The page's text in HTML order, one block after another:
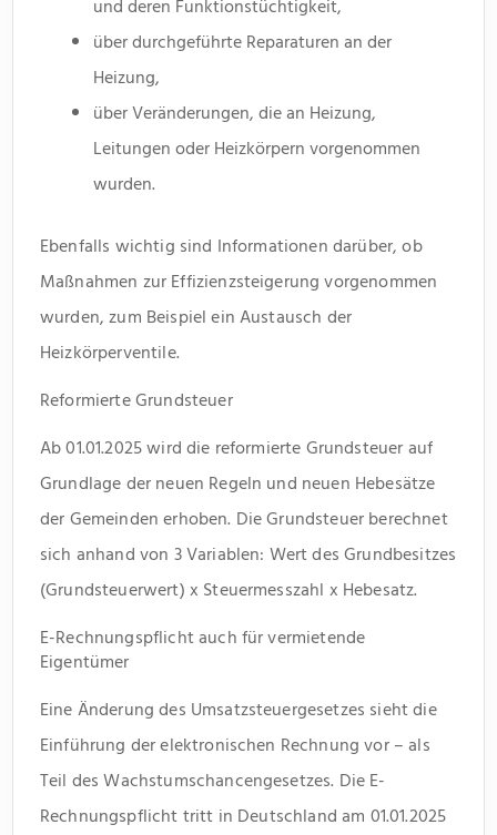
und deren Funktionstüchtigkeit,
über durchgeführte Reparaturen an der
Heizung,
über Veränderungen, die an Heizung,
Leitungen oder Heizkörpern vorgenommen
wurden.
Ebenfalls wichtig sind Informationen darüber, ob
Maßnahmen zur Effizienzsteigerung vorgenommen
wurden, zum Beispiel ein Austausch der
Heizkörperventile.
Reformierte Grundsteuer
Ab 01.01.2025 wird die reformierte Grundsteuer auf
Grundlage der neuen Regeln und neuen Hebesätze
der Gemeinden erhoben. Die Grundsteuer berechnet
sich anhand von 3 Variablen: Wert des Grundbesitzes
(Grundsteuerwert) x Steuermesszahl x Hebesatz.
E-Rechnungspflicht auch für vermietende
Eigentümer
Eine Änderung des Umsatzsteuergesetzes sieht die
Einführung der elektronischen Rechnung vor – als
Teil des Wachstumschancengesetzes. Die E-
Rechnungspflicht tritt in Deutschland am 01.01.2025